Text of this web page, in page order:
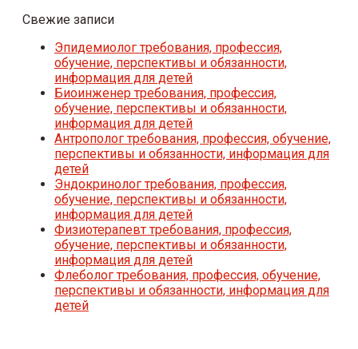
Свежие записи
Эпидемиолог требования, профессия,
обучение, перспективы и обязанности,
информация для детей
Биоинженер требования, профессия,
обучение, перспективы и обязанности,
информация для детей
Антрополог требования, профессия, обучение,
перспективы и обязанности, информация для
детей
Эндокринолог требования, профессия,
обучение, перспективы и обязанности,
информация для детей
Физиотерапевт требования, профессия,
обучение, перспективы и обязанности,
информация для детей
Флеболог требования, профессия, обучение,
перспективы и обязанности, информация для
детей